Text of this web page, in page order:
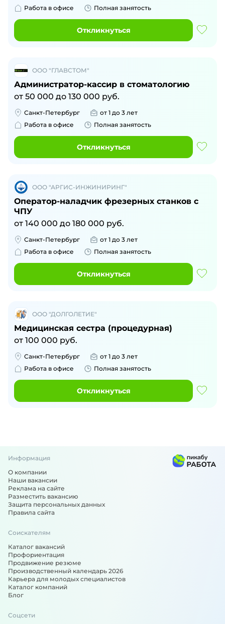
Работа в офисе
Полная занятость
Откликнуться
ООО "ГЛАВСТОМ"
Администратор-кассир в стоматологию
от 50 000 до 130 000 руб.
Санкт-Петербург
от 1 до 3 лет
Работа в офисе
Полная занятость
Откликнуться
ООО "АРГИС-ИНЖИНИРИНГ"
Оператор-наладчик фрезерных станков с
ЧПУ
от 140 000 до 180 000 руб.
Санкт-Петербург
от 1 до 3 лет
Работа в офисе
Полная занятость
Откликнуться
ООО "ДОЛГОЛЕТИЕ"
Медицинская сестра (процедурная)
от 100 000 руб.
Санкт-Петербург
от 1 до 3 лет
Работа в офисе
Полная занятость
Откликнуться
Информация
О компании
Наши вакансии
Реклама на сайте
Разместить вакансию
Защита персональных данных
Правила сайта
Соискателям
Каталог вакансий
Профориентация
Продвижение резюме
Производственный календарь 2026
Карьера для молодых специалистов
Каталог компаний
Блог
Соцсети